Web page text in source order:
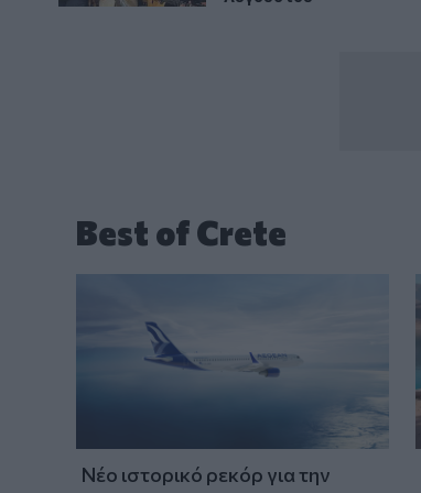
Best of Crete
Νέο ιστορικό ρεκόρ για την